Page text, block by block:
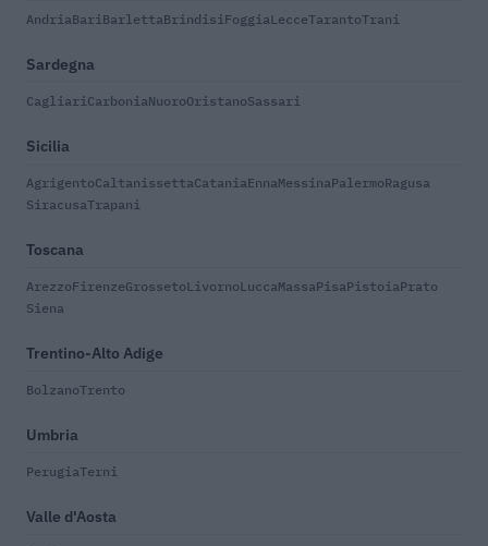
AndriaBariBarlettaBrindisiFoggiaLecceTarantoTrani
Sardegna
CagliariCarboniaNuoroOristanoSassari
Sicilia
AgrigentoCaltanissettaCataniaEnnaMessinaPalermoRagusa
SiracusaTrapani
Toscana
ArezzoFirenzeGrossetoLivornoLuccaMassaPisaPistoiaPrato
Siena
Trentino-Alto Adige
BolzanoTrento
Umbria
PerugiaTerni
Valle d'Aosta